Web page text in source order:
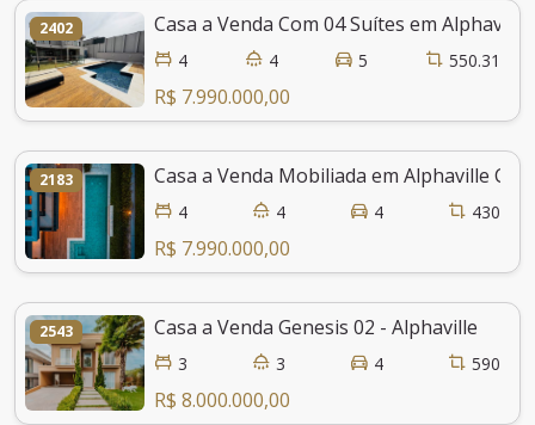
2402 Casa a Venda Com 04 Suítes em Alphaville
4 4 5 550.31
R$ 7.990.000,00
2183 Casa a Venda Mobiliada em Alphaville
4 4 4 430
R$ 7.990.000,00
2543 Casa a Venda Genesis 02 - Alphaville
3 3 4 590
R$ 8.000.000,00